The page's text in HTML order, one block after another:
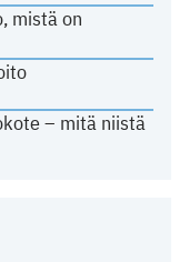
mistä on
– mitä niistä